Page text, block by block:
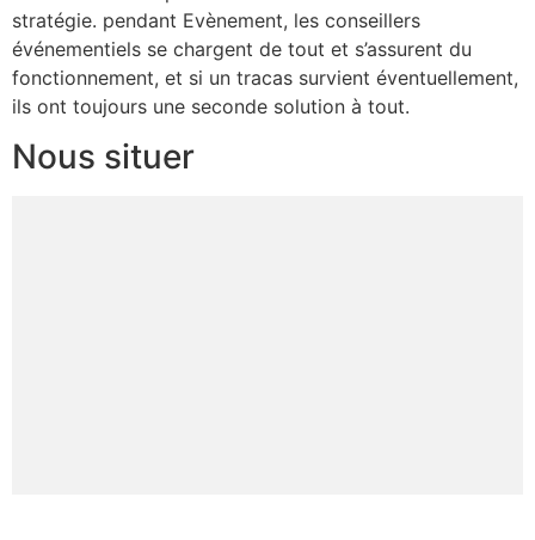
stratégie. pendant Evènement, les conseillers
événementiels se chargent de tout et s’assurent du
fonctionnement, et si un tracas survient éventuellement,
ils ont toujours une seconde solution à tout.
Nous situer